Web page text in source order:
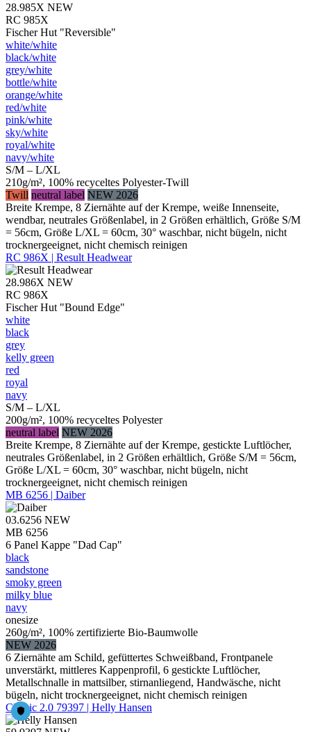
28.985X NEW
RC 985X
Fischer Hut "Reversible"
white/​white
black/​white
grey/​white
bottle/​white
orange/​white
red/​white
pink/​white
sky/​white
royal/​white
navy/​white
S/M – L/XL
210g/m², 100% recyceltes Polyester-Twill
Twill neutral label NEW 2026
Breite Krempe, 8 Ziernähte auf der Krempe, weiße Innenseite,
wendbar, neutrales Größenlabel, in 2 Größen erhältlich, Größe S/M
= 56cm, Größe L/XL = 60cm, 30° waschbar, nicht bügeln, nicht
trocknergeeignet, nicht chemisch reinigen
RC 986X | Result Headwear
28.986X NEW
RC 986X
Fischer Hut "Bound Edge"
white
black
grey
kelly green
red
royal
navy
S/M – L/XL
200g/m², 100% recyceltes Polyester
neutral label NEW 2026
Breite Krempe, 8 Ziernähte auf der Krempe, gestickte Luftlöcher,
neutrales Größenlabel, in 2 Größen erhältlich, Größe S/M = 56cm,
Größe L/XL = 60cm, 30° waschbar, nicht bügeln, nicht
trocknergeeignet, nicht chemisch reinigen
MB 6256 | Daiber
03.6256 NEW
MB 6256
6 Panel Kappe "Dad Cap"
black
sandstone
smoky green
milky blue
navy
onesize
260g/m², 100% zertifizierte Bio-Baumwolle
NEW 2026
6 Ziernähte am Schild, gefüttertes Schweißband, Frontpanele
unverstärkt, mittleres Kappenprofil, 6 gestickte Luftlöcher,
Metallschnalle in mattsilber, stirnanliegend, Handwäsche, nicht
bügeln, nicht trocknergeeignet, nicht chemisch reinigen
Classic 2.0 79397 | Helly Hansen